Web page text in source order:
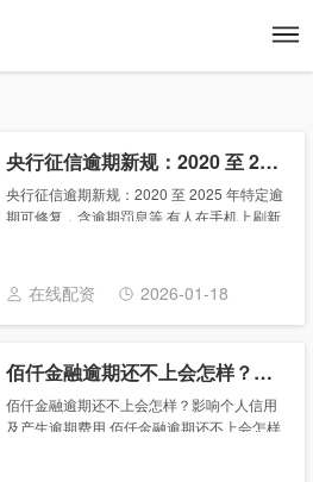
央行征信逾期新规：2020 至 2025 年特定逾期可修复，含逾期罚息等
央行征信逾期新规：2020 至 2025 年特定逾
期可修复，含逾期罚息等 有人在手机上刷新
平台上冒出来不少，有人说自己的......
在线配资 2026-01-18
佰仟金融逾期还不上会怎样？影响个人信用及产生逾期费用
佰仟金融逾期还不上会怎样？影响个人信用
及产生逾期费用 佰仟金融逾期还不上会怎样